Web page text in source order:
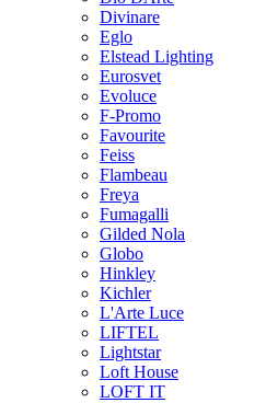
Divinare
Eglo
Elstead Lighting
Eurosvet
Evoluce
F-Promo
Favourite
Feiss
Flambeau
Freya
Fumagalli
Gilded Nola
Globo
Hinkley
Kichler
L'Arte Luce
LIFTEL
Lightstar
Loft House
LOFT IT